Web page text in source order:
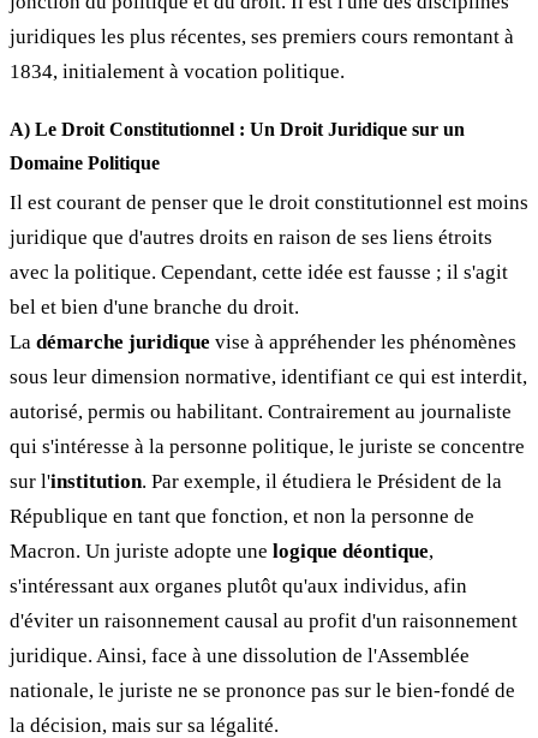
juridiques les plus récentes, ses premiers cours remontant à
1834, initialement à vocation politique.
A) Le Droit Constitutionnel : Un Droit Juridique sur un
Domaine Politique
Il est courant de penser que le droit constitutionnel est moins
juridique que d'autres droits en raison de ses liens étroits
avec la politique. Cependant, cette idée est fausse ; il s'agit
bel et bien d'une branche du droit.
La démarche juridique vise à appréhender les phénomènes
sous leur dimension normative, identifiant ce qui est interdit,
autorisé, permis ou habilitant. Contrairement au journaliste
qui s'intéresse à la personne politique, le juriste se concentre
sur l'institution. Par exemple, il étudiera le Président de la
République en tant que fonction, et non la personne de
Macron. Un juriste adopte une logique déontique,
s'intéressant aux organes plutôt qu'aux individus, afin
d'éviter un raisonnement causal au profit d'un raisonnement
juridique. Ainsi, face à une dissolution de l'Assemblée
nationale, le juriste ne se prononce pas sur le bien-fondé de
la décision, mais sur sa légalité.